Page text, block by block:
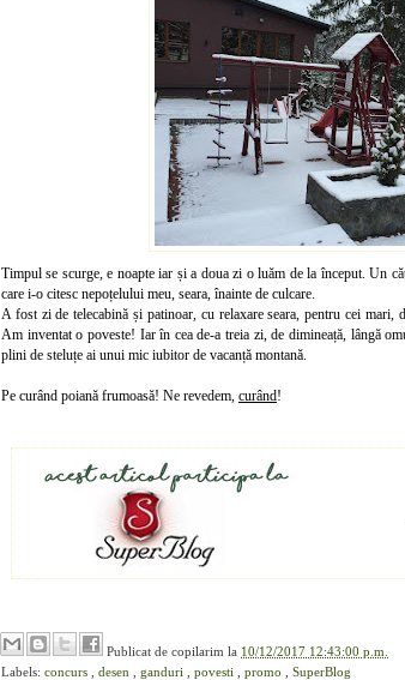
Timpul se scurge, e noapte iar și a doua zi o luăm de la început. Un
care i-o citesc nepoțelului meu, seara, înainte de culcare.
A fost zi de telecabină și patinoar, cu relaxare seara, pentru cei
Am inventat o poveste! Iar în cea de-a treia zi, de dimineață, lângă
plini de steluțe ai unui mic iubitor de vacanță montană.
Pe curând poiană frumoasă! Ne revedem, curând!
Publicat de copilarim la 10/12/2017 12:43:00 p.m.
Labels: concurs desen ganduri povesti promo SuperBlog